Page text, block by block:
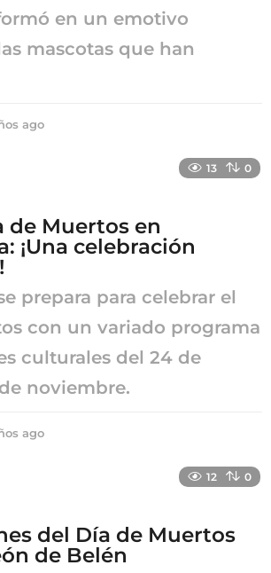
en un emotivo
mascotas que han
ago
g
o
13 0
de Muertos en
¡Una celebración
prepara para celebrar el
con un variado programa
culturales del 24 de
noviembre.
ago
g
o
12 0
del Día de Muertos
de Belén